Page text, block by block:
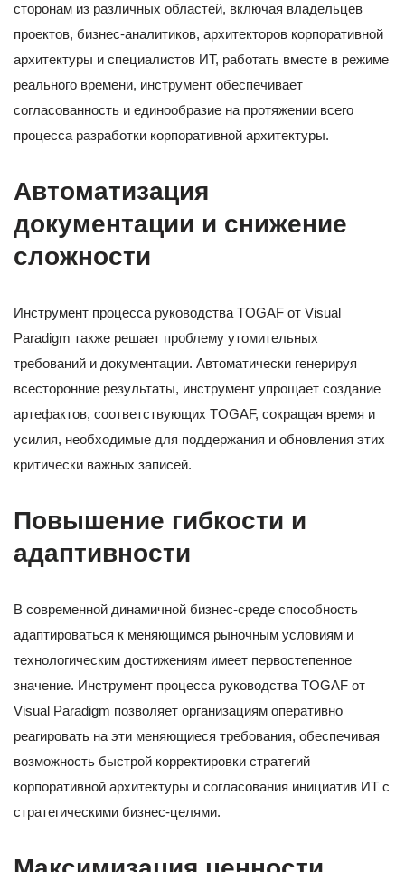
сторонам из различных областей, включая владельцев
проектов, бизнес-аналитиков, архитекторов корпоративной
архитектуры и специалистов ИТ, работать вместе в режиме
реального времени, инструмент обеспечивает
согласованность и единообразие на протяжении всего
процесса разработки корпоративной архитектуры.
Автоматизация
документации и снижение
сложности
Инструмент процесса руководства TOGAF от Visual
Paradigm также решает проблему утомительных
требований и документации. Автоматически генерируя
всесторонние результаты, инструмент упрощает создание
артефактов, соответствующих TOGAF, сокращая время и
усилия, необходимые для поддержания и обновления этих
критически важных записей.
Повышение гибкости и
адаптивности
В современной динамичной бизнес-среде способность
адаптироваться к меняющимся рыночным условиям и
технологическим достижениям имеет первостепенное
значение. Инструмент процесса руководства TOGAF от
Visual Paradigm позволяет организациям оперативно
реагировать на эти меняющиеся требования, обеспечивая
возможность быстрой корректировки стратегий
корпоративной архитектуры и согласования инициатив ИТ с
стратегическими бизнес-целями.